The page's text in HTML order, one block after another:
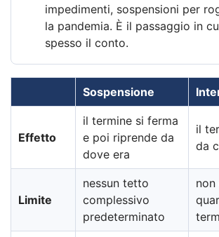
impedimenti, sospensioni per
la pandemia. È il passaggio in
spesso il conto.
Sospensione
Effetto
il termine si ferma
e poi riprende da
dove era
il
da
Limite
nessun tetto
complessivo
predeterminato